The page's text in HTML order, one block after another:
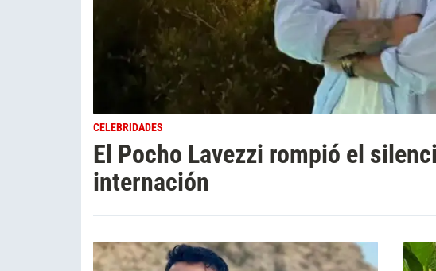
CELEBRIDADES
El Pocho Lavezzi rompió el
internación